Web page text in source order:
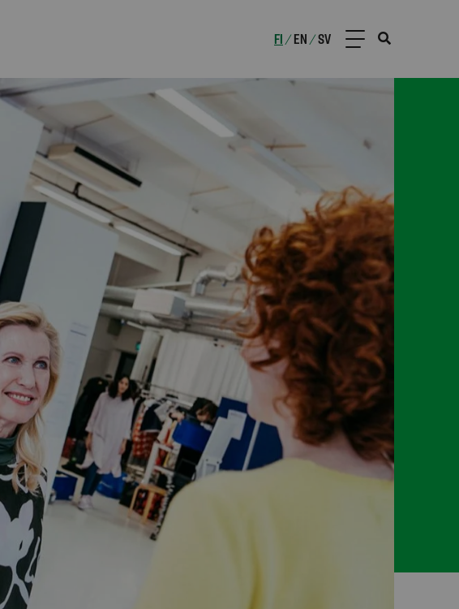
FI /EN /SV